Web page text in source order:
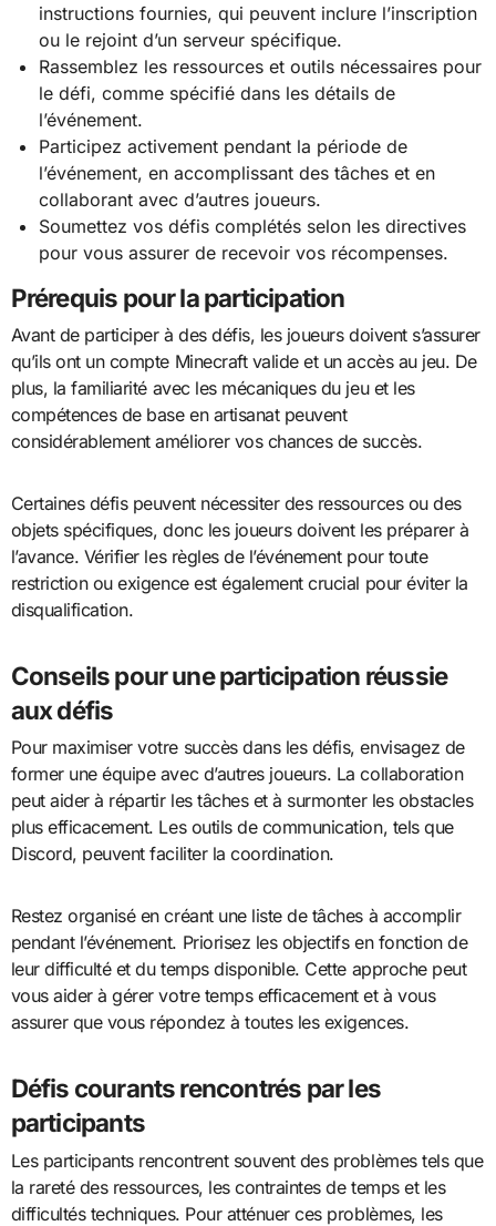
instructions fournies, qui peuvent inclure l’inscription
ou le rejoint d’un serveur spécifique.
Rassemblez les ressources et outils nécessaires pour
le défi, comme spécifié dans les détails de
l’événement.
Participez activement pendant la période de
l’événement, en accomplissant des tâches et en
collaborant avec d’autres joueurs.
Soumettez vos défis complétés selon les directives
pour vous assurer de recevoir vos récompenses.
Prérequis pour la participation
Avant de participer à des défis, les joueurs doivent s’assurer
qu’ils ont un compte Minecraft valide et un accès au jeu. De
plus, la familiarité avec les mécaniques du jeu et les
compétences de base en artisanat peuvent
considérablement améliorer vos chances de succès.
Certaines défis peuvent nécessiter des ressources ou des
objets spécifiques, donc les joueurs doivent les préparer à
l’avance. Vérifier les règles de l’événement pour toute
restriction ou exigence est également crucial pour éviter la
disqualification.
Conseils pour une participation réussie
aux défis
Pour maximiser votre succès dans les défis, envisagez de
former une équipe avec d’autres joueurs. La collaboration
peut aider à répartir les tâches et à surmonter les obstacles
plus efficacement. Les outils de communication, tels que
Discord, peuvent faciliter la coordination.
Restez organisé en créant une liste de tâches à accomplir
pendant l’événement. Priorisez les objectifs en fonction de
leur difficulté et du temps disponible. Cette approche peut
vous aider à gérer votre temps efficacement et à vous
assurer que vous répondez à toutes les exigences.
Défis courants rencontrés par les
participants
Les participants rencontrent souvent des problèmes tels que
la rareté des ressources, les contraintes de temps et les
difficultés techniques. Pour atténuer ces problèmes, les